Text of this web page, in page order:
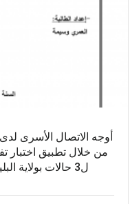
أوجه الاتصال الأسرى
ل3 حالات بولاية البليدة (مركز مكافحة الإدمان)